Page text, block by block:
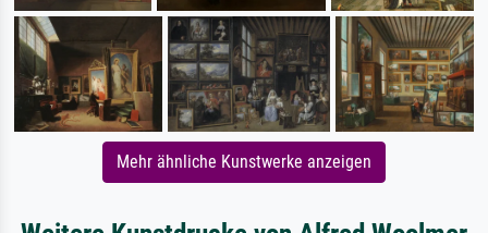
Mehr ähnliche Kunstwerke anzeigen